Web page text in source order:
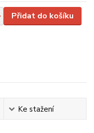
Přidat do košíku
Ke stažení